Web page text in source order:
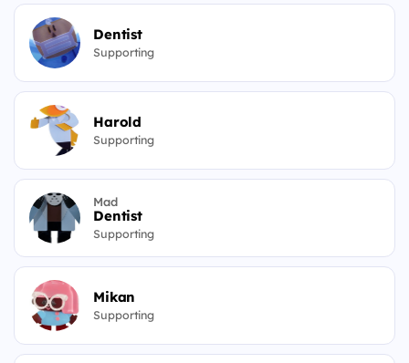
Dentist
Supporting
Harold
Supporting
Mad
Dentist
Supporting
Mikan
Supporting